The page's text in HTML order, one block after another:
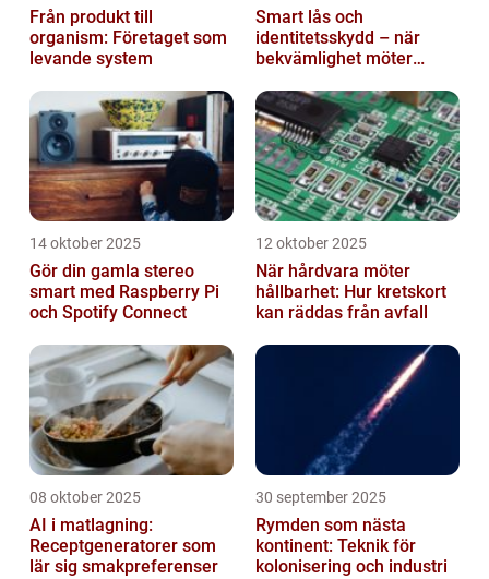
Från produkt till
organism: Företaget som
levande system
Smart lås och
identitetsskydd – när
bekvämlighet möter
14 oktober 2025
Gör din gamla stereo
smart med Raspberry Pi
och Spotify Connect
12 oktober 2025
När hårdvara möter
hållbarhet: Hur kretskort
kan räddas från avfall
08 oktober 2025
AI i matlagning:
Receptgeneratorer som
lär sig smakpreferenser
30 september 2025
Rymden som nästa
kontinent: Teknik för
kolonisering och industri